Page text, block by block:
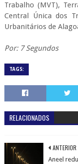
Trabalho (MVT),
Central Única dos
Urbanitários de
Por: 7 Segundos
TAGS:
RELACIONADOS
ANTERIOR
Aneel